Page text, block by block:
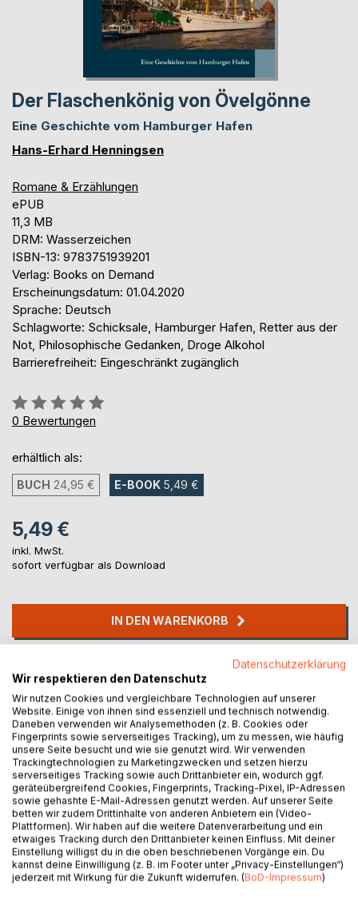
Der Flaschenkönig von Övelgönne
Eine Geschichte vom Hamburger Hafen
Hans-Erhard Henningsen
Romane & Erzählungen
ePUB
11,3 MB
DRM: Wasserzeichen
ISBN-13: 9783751939201
Verlag: Books on Demand
Erscheinungsdatum: 01.04.2020
Sprache: Deutsch
Schlagworte: Schicksale, Hamburger Hafen, Retter aus der
Not, Philosophische Gedanken, Droge Alkohol
Barrierefreiheit: Eingeschränkt zugänglich
Bewertung::
0%
0 Bewertungen
erhältlich als:
BUCH 24,95 € E-BOOK 5,49 €
5,49 €
inkl. MwSt.
sofort verfügbar als Download
IN DEN WARENKORB
Titel bewerten
BESCHREIBUNG
Lieber Freund,
ich habe viele Dinge, die Du mir vor langen Jahren erzählt
hast, in diesem Roman verarbeitet.
Datenschutzerklärung
Wir respektieren den Datenschutz
Wir nutzen Cookies und vergleichbare Technologien auf unserer
Website. Einige von ihnen sind essenziell und technisch notwendig.
Daneben verwenden wir Analysemethoden (z. B. Cookies oder
Fingerprints sowie serverseitiges Tracking), um zu messen, wie häufig
unsere Seite besucht und wie sie genutzt wird. Wir verwenden
Trackingtechnologien zu Marketingzwecken und setzen hierzu
serverseitiges Tracking sowie auch Drittanbieter ein, wodurch ggf.
geräteübergreifend Cookies, Fingerprints, Tracking-Pixel, IP-Adressen
sowie gehashte E-Mail-Adressen genutzt werden. Auf unserer Seite
betten wir zudem Drittinhalte von anderen Anbietern ein (Video-
Plattformen). Wir haben auf die weitere Datenverarbeitung und ein
etwaiges Tracking durch den Drittanbieter keinen Einfluss. Mit deiner
Einstellung willigst du in die oben beschriebenen Vorgänge ein. Du
kannst deine Einwilligung (z. B. im Footer unter „Privacy-Einstellungen“)
jederzeit mit Wirkung für die Zukunft widerrufen. (BoD-Impressum)